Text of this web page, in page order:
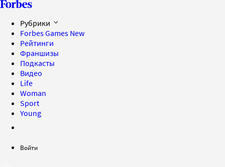
Рубрики
Forbes Games New
Рейтинги
Франшизы
Подкасты
Видео
Life
Woman
Sport
Young
Войти